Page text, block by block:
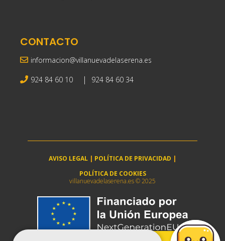
CONTACTO
informacion@villanuevadelaserena.es
924 84 60 10 | 924 84 60 34
AVISO LEGAL | POLÍTICA DE PRIVACIDAD |
POLÍTICA DE COOKIES
villanuevadelaserena.es © 2025